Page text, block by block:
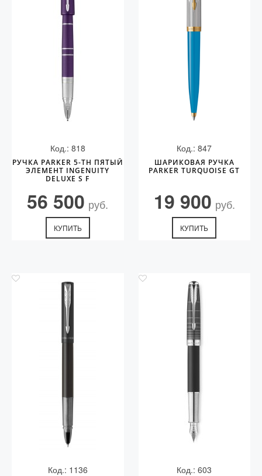
Код.: 818
РУЧКА PARKER 5-TH ПЯТЫЙ
ЭЛЕМЕНТ INGENUITY
DELUXE S F
56 500 руб.
КУПИТЬ
Код.: 847
ШАРИКОВАЯ РУЧКА
PARKER TURQUOISE GT
19 900 руб.
КУПИТЬ
Код.: 1136 Код.: 603